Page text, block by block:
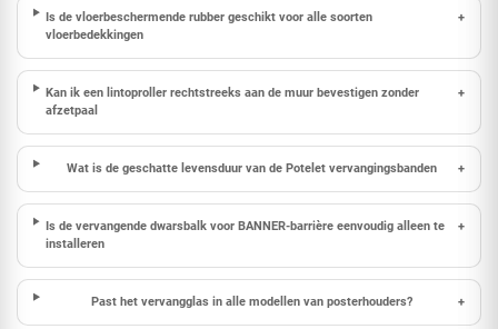
Is de vloerbeschermende rubber geschikt voor alle soorten
vloerbedekkingen
+
Kan ik een lintoproller rechtstreeks aan de muur bevestigen zonder
afzetpaal
+
Wat is de geschatte levensduur van de Potelet vervangingsbanden +
Is de vervangende dwarsbalk voor BANNER-barrière eenvoudig alleen te
installeren
+
Past het vervangglas in alle modellen van posterhouders? +